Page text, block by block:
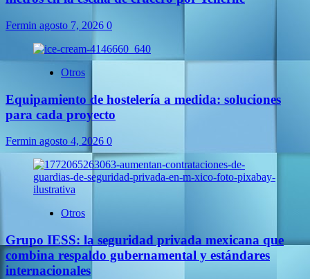
Fermin agosto 7, 2026 0
Otros
Equipamiento de hostelería a medida: soluciones
para cada proyecto
Fermin agosto 4, 2026 0
Otros
Grupo IESS: la seguridad privada mexicana que
combina respaldo gubernamental y estándares
internacionales